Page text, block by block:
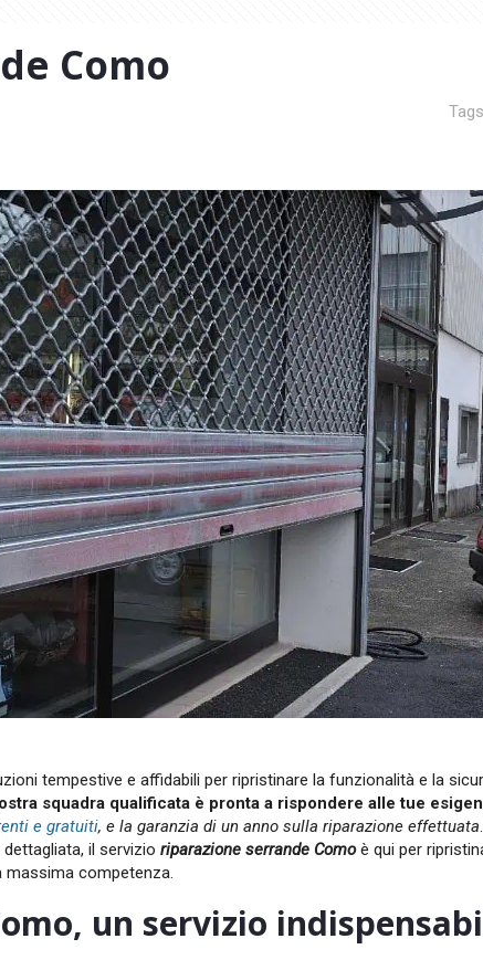
Como
Tags
tempestive e affidabili per ripristinare la funzionalità e la
squadra qualificata è pronta a rispondere alle tue
e gratuiti, e la garanzia di un anno sulla riparazione effettuata
il servizioriparazione serrande Comoè qui per
massima competenza.
un servizio